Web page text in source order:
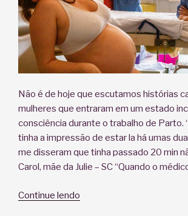
Não é de hoje que escutamos histórias
mulheres que entraram em um estado
consciência durante o trabalho de Parto.
tinha a impressão de estar la há umas
me disseram que tinha passado 20 min
Carol, mãe da Julie – SC “Quando o
Continue lendo